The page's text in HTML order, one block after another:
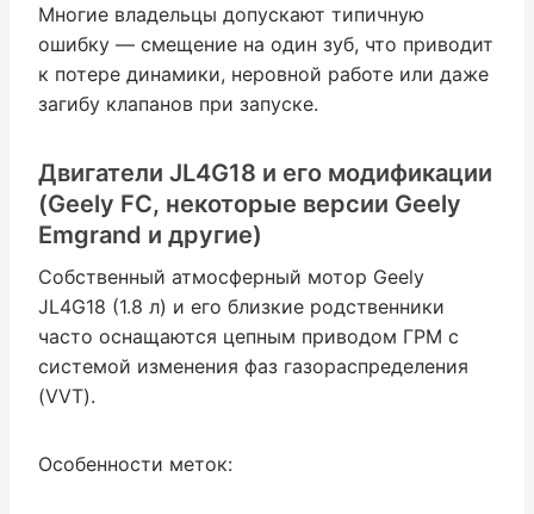
Многие владельцы допускают типичную
ошибку — смещение на один зуб, что приводит
к потере динамики, неровной работе или даже
загибу клапанов при запуске.
Двигатели JL4G18 и его модификации
(Geely FC, некоторые версии Geely
Emgrand и другие)
Собственный атмосферный мотор Geely
JL4G18 (1.8 л) и его близкие родственники
часто оснащаются цепным приводом ГРМ с
системой изменения фаз газораспределения
(VVT).
Особенности меток: